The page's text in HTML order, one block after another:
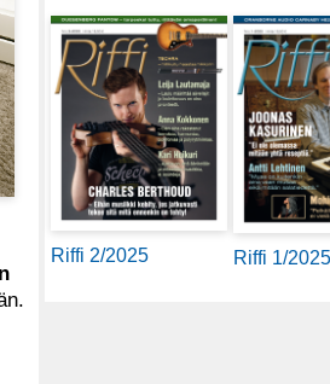
Riffi 2/2025 Riffi 1/2025